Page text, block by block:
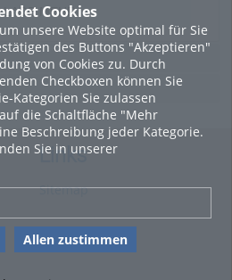
Cookies
unsere Website optimal für Sie
des Buttons "Akzeptieren"
von Cookies zu. Durch
Checkboxen können Sie
Kategorien Sie zulassen
die Schaltfläche "Mehr
Beschreibung jeder Kategorie.
Sie in unserer
Allen zustimmen
LADE MEHR
Links
Sitemap